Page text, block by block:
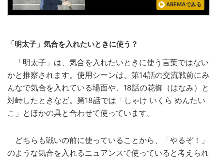
ABEMAでみる
「明太子」気合を入れたいときに使う？
「明太子」は、気合を入れたいときに使う言葉ではない
かと推察されます。使用シーンは、第14話の交流戦前にみ
んなで気合を入れている場面や、18話の花御（はなみ）と
対峙したときなど。第18話では「しゃけ いくら めんたい
こ」とほかの具と合わせて使っています。
どちらも戦いの前に使っていることから、「やるぞ！」
のような気合を入れるニュアンスで使っていると考えられ